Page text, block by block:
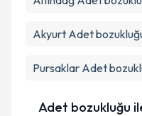
Akyurt Adet
Pursaklar Adet
Adet bozukluğu